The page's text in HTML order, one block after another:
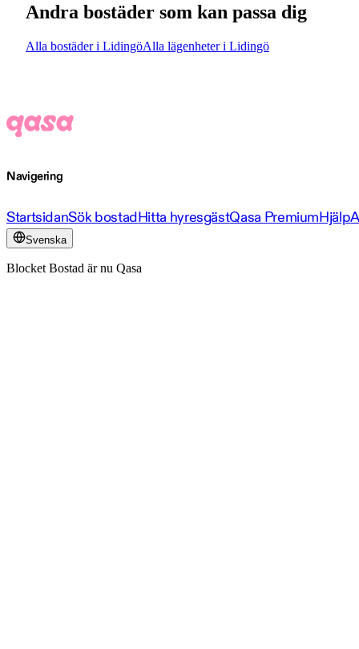
Andra bostäder som kan passa dig
Alla bostäder i LidingöAlla lägenheter i Lidingö
Navigering
StartsidanSök bostadHitta hyresgästQasa PremiumHjälp
Svenska
Blocket Bostad är nu Qasa